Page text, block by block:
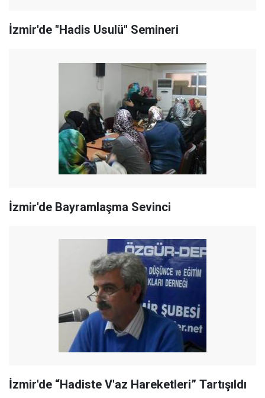
İzmir'de "Hadis Usulü" Semineri
İzmir'de Bayramlaşma Sevinci
İzmir'de “Hadiste V'az Hareketleri” Tartışıldı